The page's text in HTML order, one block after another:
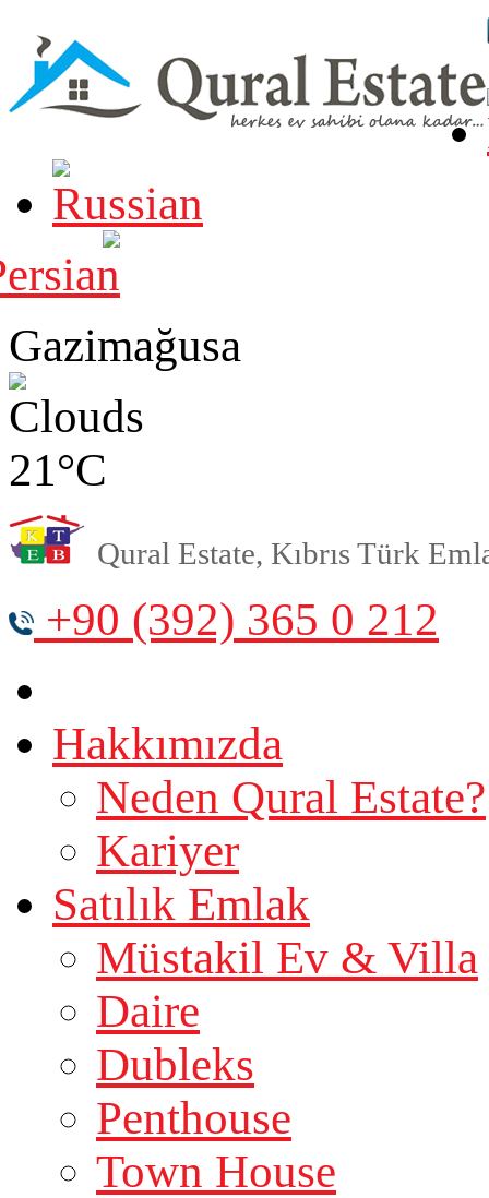
Gazimağusa
21°C
Qural Estate, Kıbrıs Türk
+90 (392) 365 0 212
Hakkımızda
Neden Qural Estate?
Kariyer
Satılık Emlak
Müstakil Ev & Villa
Daire
Dubleks
Penthouse
Town House